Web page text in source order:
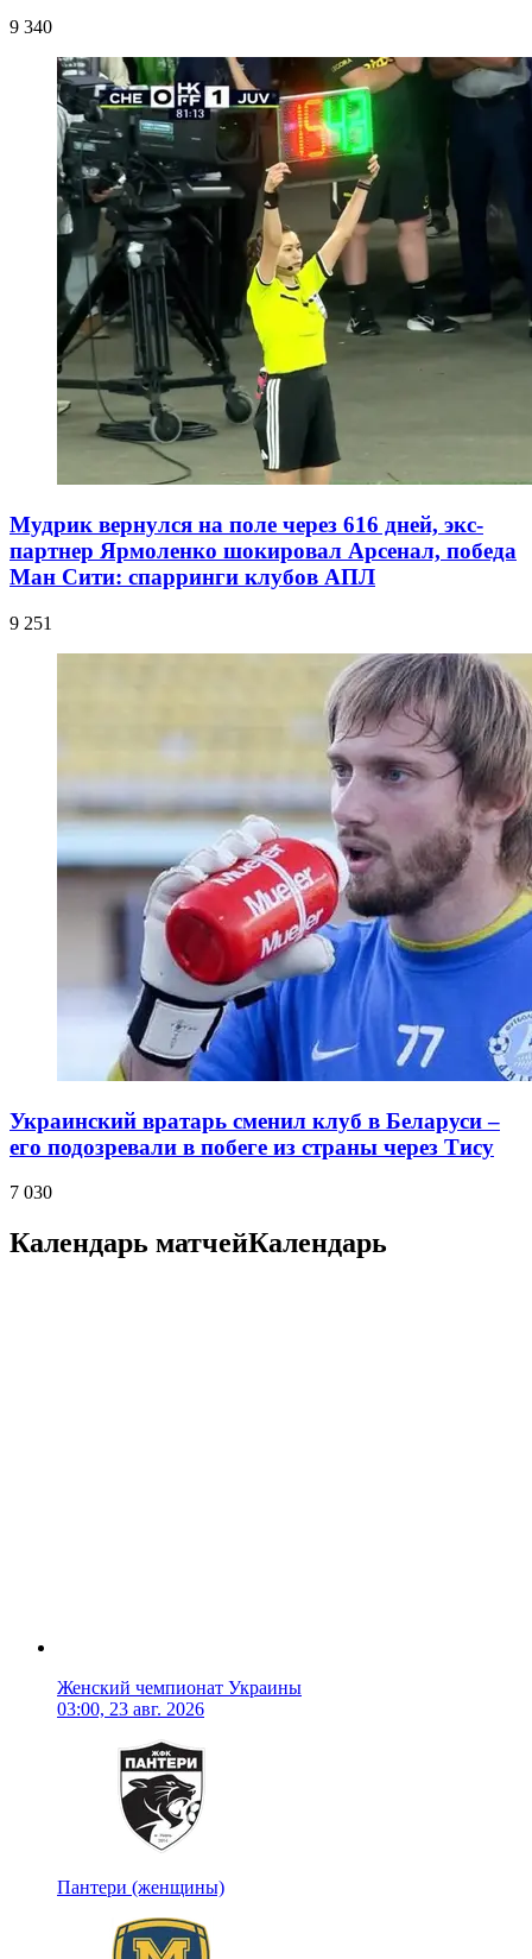
9 340
Мудрик вернулся на поле через 616 дней, экс-
партнер Ярмоленко шокировал Арсенал, победа
Ман Сити: спарринги клубов АПЛ
9 251
Украинский вратарь сменил клуб в Беларуси –
его подозревали в побеге из страны через Тису
7 030
Календарь матчейКалендарь
Женский чемпионат Украины
03:00, 23 авг. 2026
Пантери (женщины)